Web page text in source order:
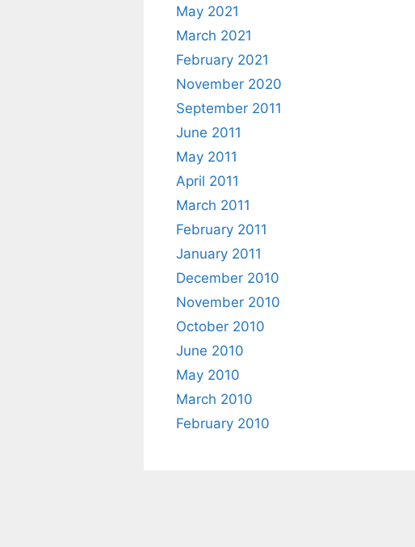
May 2021
March 2021
February 2021
November 2020
September 2011
June 2011
May 2011
April 2011
March 2011
February 2011
January 2011
December 2010
November 2010
October 2010
June 2010
May 2010
March 2010
February 2010